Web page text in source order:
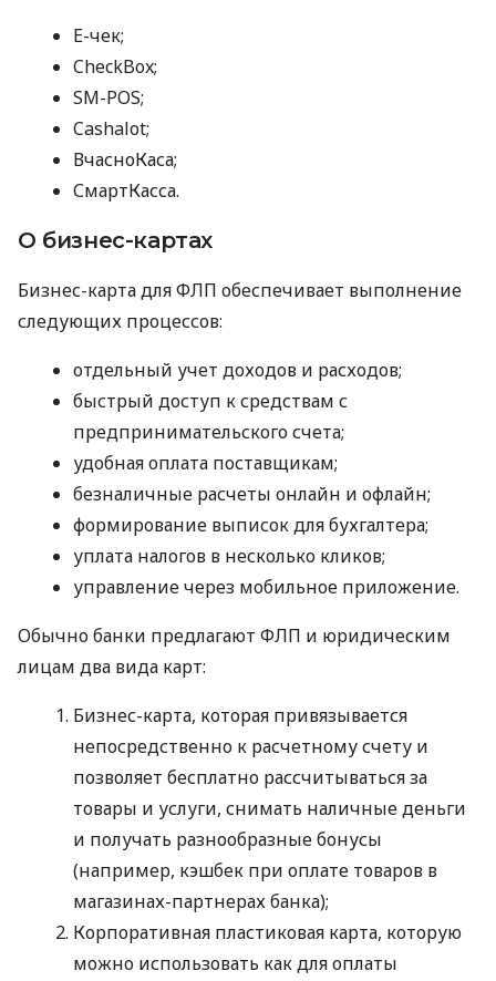
E-чек;
CheckBox;
SM-POS;
Cashalot;
ВчасноКаса;
СмартКасса.
О бизнес-картах
Бизнес-карта для ФЛП обеспечивает выполнение
следующих процессов:
отдельный учет доходов и расходов;
быстрый доступ к средствам с
предпринимательского счета;
удобная оплата поставщикам;
безналичные расчеты онлайн и офлайн;
формирование выписок для бухгалтера;
уплата налогов в несколько кликов;
управление через мобильное приложение.
Обычно банки предлагают ФЛП и юридическим
лицам два вида карт:
Бизнес-карта, которая привязывается
непосредственно к расчетному счету и
позволяет бесплатно рассчитываться за
товары и услуги, снимать наличные деньги
и получать разнообразные бонусы
(например, кэшбек при оплате товаров в
магазинах-партнерах банка);
Корпоративная пластиковая карта, которую
можно использовать как для оплаты